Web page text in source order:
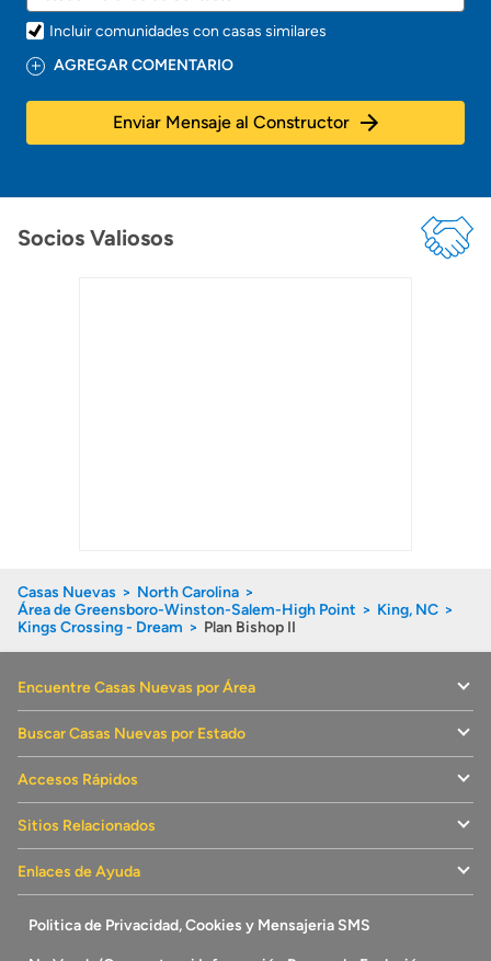
Incluir comunidades con casas similares
AGREGAR COMENTARIO
Enviar Mensaje al Constructor
Socios Valiosos
Casas Nuevas
North Carolina
Área de Greensboro-Winston-Salem-High Point
King, NC
Kings Crossing - Dream
Plan Bishop II
Encuentre Casas Nuevas por Área
Buscar Casas Nuevas por Estado
Accesos Rápidos
Sitios Relacionados
Enlaces de Ayuda
Politica de Privacidad, Cookies y Mensajeria SMS